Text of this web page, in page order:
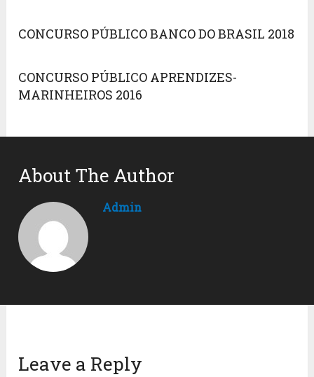
CONCURSO PÚBLICO BANCO DO BRASIL 2018
CONCURSO PÚBLICO APRENDIZES-
MARINHEIROS 2016
About The Author
Admin
Leave a Reply